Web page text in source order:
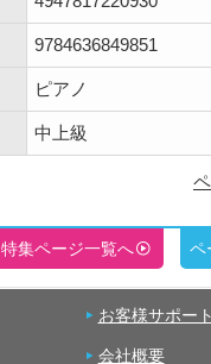
9784636849851
ピアノ
中上級
特集ページ一覧へ ペ
お客様サポート
会社概要